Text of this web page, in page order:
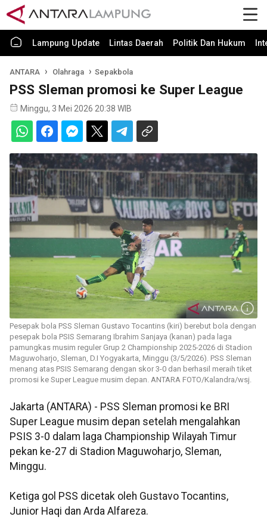
Lampung Update Lintas Daerah Politik Dan Hukum
ANTARA Olahraga Sepakbola
PSS Sleman promosi ke Super League
Minggu, 3 Mei 2026 20:38 WIB
Pesepak bola PSS Sleman Gustavo Tocantins (kiri) berebut bola dengan
pesepak bola PSIS Semarang Ibrahim Sanjaya (kanan) pada laga
pamungkas musim reguler Grup 2 Championship 2025-2026 di Stadion
Maguwoharjo, Sleman, D.I Yogyakarta, Minggu (3/5/2026). PSS Sleman
menang atas PSIS Semarang dengan skor 3-0 dan berhasil meraih tiket
promosi ke Super League musim depan. ANTARA FOTO/Kalandra/wsj.
Jakarta (ANTARA) - PSS Sleman promosi ke BRI
Super League musim depan setelah mengalahkan
PSIS 3-0 dalam laga Championship Wilayah Timur
pekan ke-27 di Stadion Maguwoharjo, Sleman,
Minggu.
Ketiga gol PSS dicetak oleh Gustavo Tocantins,
Junior Haqi dan Arda Alfareza.